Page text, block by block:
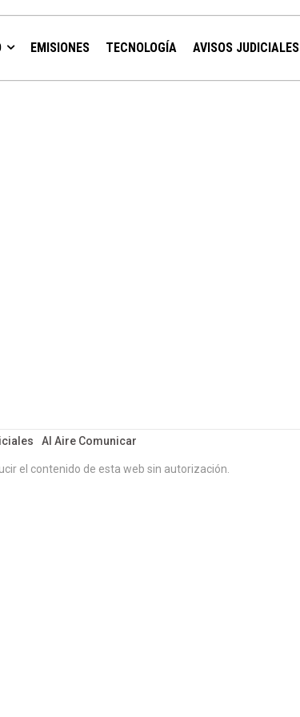
EMISIONES TECNOLOGÍA AVISOS JUDICIALES
Al Aire Comunicar
el contenido de esta web sin autorización.